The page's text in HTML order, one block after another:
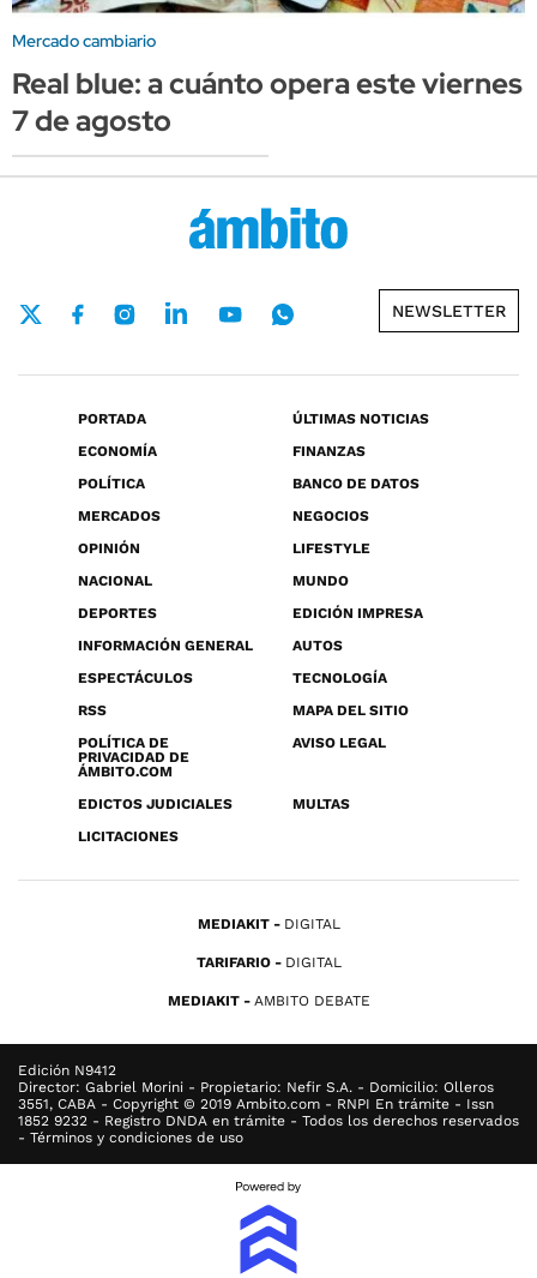
Mercado cambiario
Real blue: a cuánto opera este viernes
7 de agosto
NEWSLETTER
PORTADA
ÚLTIMAS NOTICIAS
ECONOMÍA
FINANZAS
POLÍTICA
BANCO DE DATOS
MERCADOS
NEGOCIOS
OPINIÓN
LIFESTYLE
NACIONAL
MUNDO
DEPORTES
EDICIÓN IMPRESA
INFORMACIÓN GENERAL
AUTOS
ESPECTÁCULOS
TECNOLOGÍA
RSS
MAPA DEL SITIO
POLÍTICA DE
PRIVACIDAD DE
ÁMBITO.COM
AVISO LEGAL
EDICTOS JUDICIALES
MULTAS
LICITACIONES
MEDIAKIT DIGITAL
TARIFARIO DIGITAL
MEDIAKIT AMBITO DEBATE
Edición N9412
Director: Gabriel Morini - Propietario: Nefir S.A. - Domicilio: Olleros
3551, CABA - Copyright © 2019 Ambito.com - RNPI En trámite - Issn
1852 9232 - Registro DNDA en trámite - Todos los derechos reservados
- Términos y condiciones de uso